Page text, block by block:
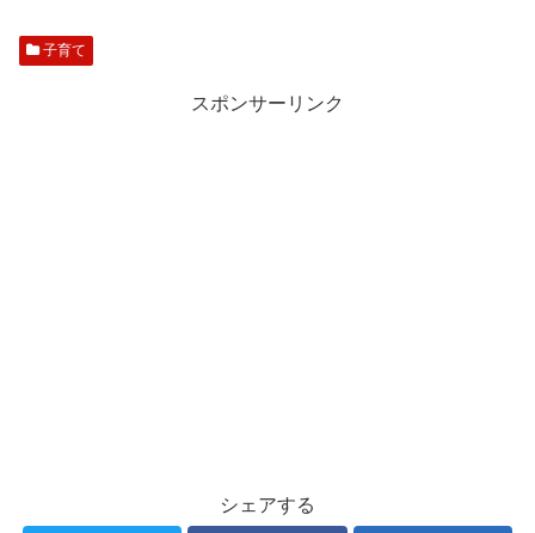
子育て
スポンサーリンク
シェアする